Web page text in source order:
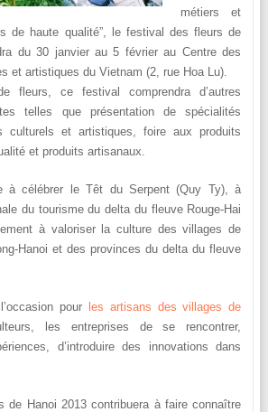
métiers et
de haute qualité”, le festival des fleurs de
du 30 janvier au 5 février au Centre des
et artistiques du Vietnam (2, rue Hoa Lu).
fleurs, ce festival comprendra d’autres
telles que présentation de spécialités
culturels et artistiques, foire aux produits
et produits artisanaux.
à célébrer le Têt du Serpent (Quy Ty), à
du tourisme du delta du fleuve Rouge-Hai
à valoriser la culture des villages de
Hanoi et des provinces du delta du fleuve
pour
les artisans des villages de
les entreprises de se rencontrer,
d’introduire des innovations dans
de Hanoi 2013 contribuera à faire connaître